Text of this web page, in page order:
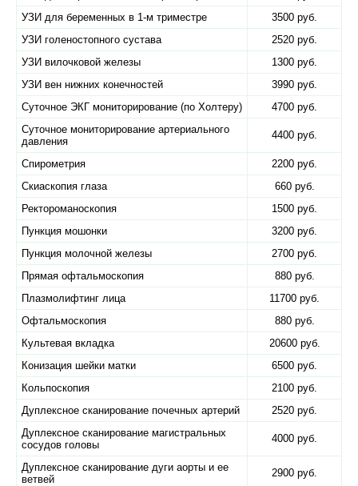
УЗИ для беременных в 1-м триместре
3500 руб.
УЗИ голеностопного сустава
2520 руб.
УЗИ вилочковой железы
1300 руб.
УЗИ вен нижних конечностей
3990 руб.
Суточное ЭКГ мониторирование (по Холтеру)
4700 руб.
Суточное мониторирование артериального
давления
4400 руб.
Спирометрия
2200 руб.
Скиаскопия глаза
660 руб.
Ректороманоскопия
1500 руб.
Пункция мошонки
3200 руб.
Пункция молочной железы
2700 руб.
Прямая офтальмоскопия
880 руб.
Плазмолифтинг лица
11700 руб.
Офтальмоскопия
880 руб.
Культевая вкладка
20600 руб.
Конизация шейки матки
6500 руб.
Кольпоскопия
2100 руб.
Дуплексное сканирование почечных артерий
2520 руб.
Дуплексное сканирование магистральных
сосудов головы
4000 руб.
Дуплексное сканирование дуги аорты и ее
ветвей
2900 руб.